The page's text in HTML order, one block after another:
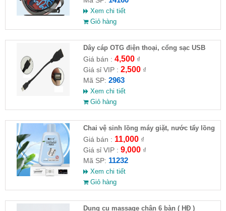
Xem chi tiết
Giỏ hàng
Dây cáp OTG điện thoại, cổng sạc USB
Giá bán : 4,500₫
Giá sỉ VIP : 2,500₫
Mã SP: 2963
Xem chi tiết
Giỏ hàng
Chai vệ sinh lồng máy giặt, nước tẩy lồng
máy giặt CLEANING FLUID
Giá bán : 11,000₫
Giá sỉ VIP : 9,000₫
Mã SP: 11232
Xem chi tiết
Giỏ hàng
Dụng cụ massage chân 6 bàn ( HĐ )